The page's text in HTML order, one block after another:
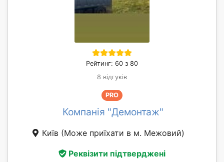
Рейтинг: 60 з 80
8 відгуків
PRO
Компанія "Демонтаж"
Київ (Може приїхати в м. Межовий)
Реквізити підтверджені